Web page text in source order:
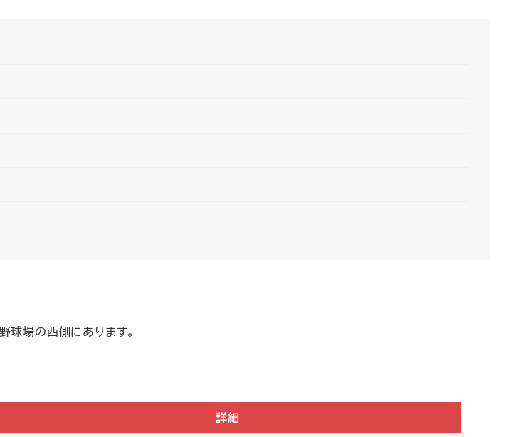
球場の西側にあります。
詳細